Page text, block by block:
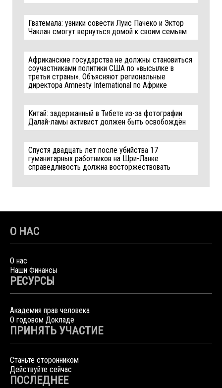
Гватемала: узники совести Луис Пачеко и Эктор
Чаклан смогут вернуться домой к своим семьям
Африканские государства не должны становиться
соучастниками политики США по «высылке в
третьи страны». Объясняют региональные
директора Amnesty International по Африке
Китай: задержанный в Тибете из-за фотографии
Далай-ламы активист должен быть освобождён
Спустя двадцать лет после убийства 17
гуманитарных работников на Шри-Ланке
справедливость должна восторжествовать
О НАС
О нас
Наши Финансы
РЕСУРСЫ
Академия прав человека
О годовом Докладе
ПРИНЯТЬ УЧАСТИЕ
Станьте сторонником
Действуйте сейчас
ПОСЛЕДНЕЕ